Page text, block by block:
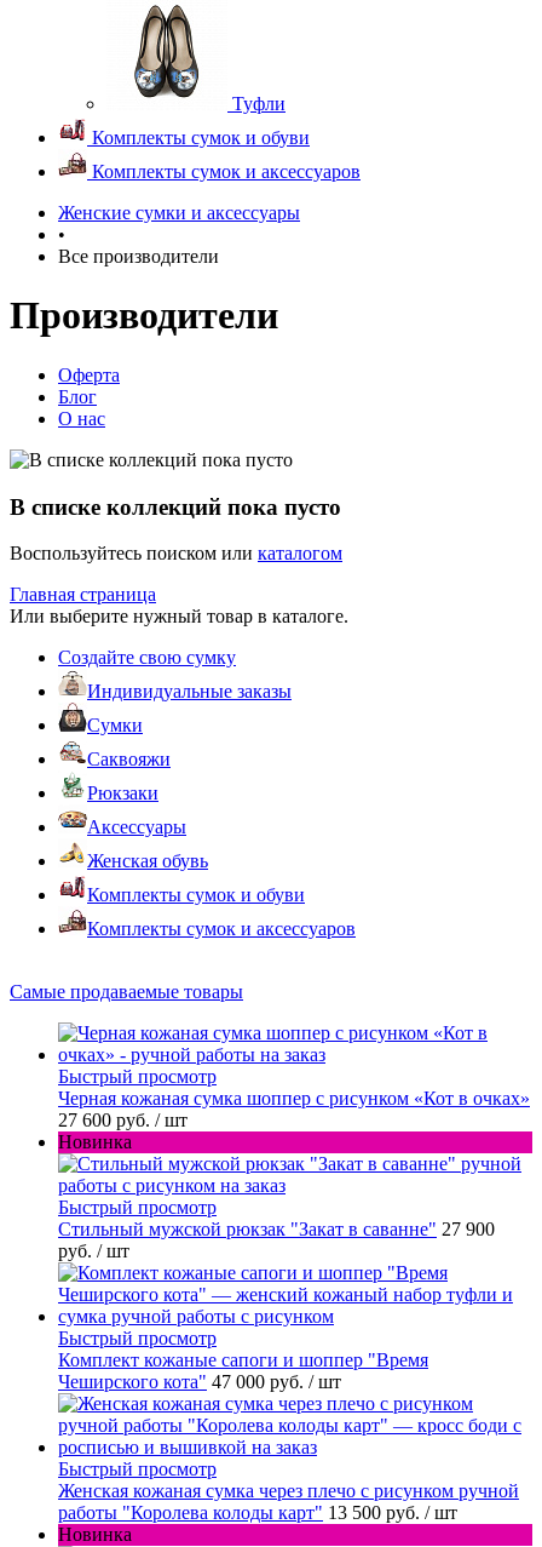
Туфли
Комплекты сумок и обуви
Комплекты сумок и аксессуаров
Женские сумки и аксессуары
•
Все производители
Производители
Оферта
Блог
О нас
В списке коллекций пока пусто
Воспользуйтесь поиском или каталогом
Главная страница
Или выберите нужный товар в каталоге.
Создайте свою сумку
Индивидуальные заказы
Сумки
Саквояжи
Рюкзаки
Аксессуары
Женская обувь
Комплекты сумок и обуви
Комплекты сумок и аксессуаров
Самые продаваемые товары
Быстрый просмотр
Черная кожаная сумка шоппер с рисунком «Кот в очках»
27 600 руб. / шт
Новинка
Быстрый просмотр
Стильный мужской рюкзак "Закат в саванне" 27 900
руб. / шт
Быстрый просмотр
Комплект кожаные сапоги и шоппер "Время
Чеширского кота" 47 000 руб. / шт
Быстрый просмотр
Женская кожаная сумка через плечо с рисунком ручной
работы "Королева колоды карт" 13 500 руб. / шт
Новинка